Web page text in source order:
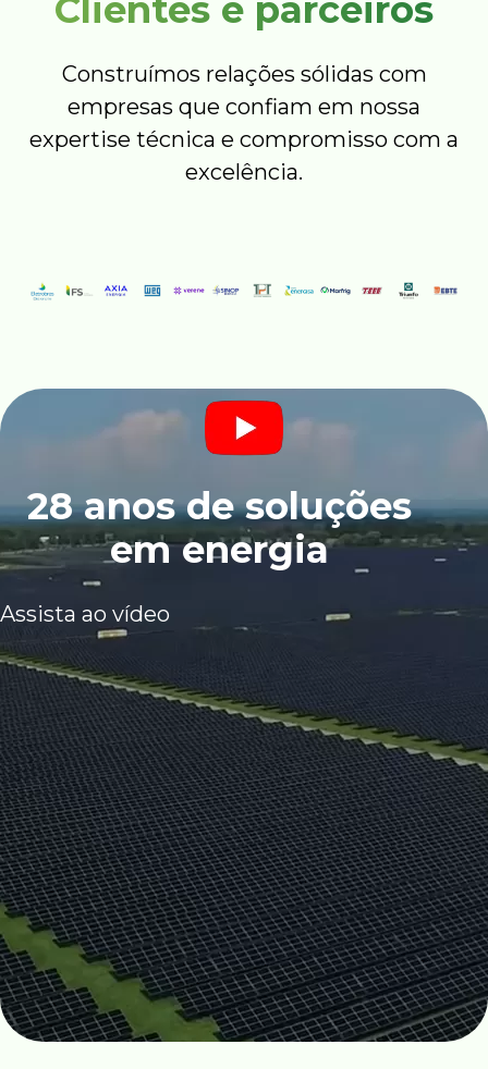
Clientes e parceiros
Construímos relações sólidas com
empresas que confiam em nossa
expertise técnica e compromisso com a
excelência.
28 anos de soluções
em energia
Assista ao vídeo